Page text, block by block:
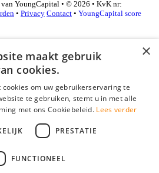
YoungCapital • © 2026 • KvK nr:
• Privacy Contact • YoungCapital score
×
maakt gebruik
cookies.
om uw gebruikerservaring te
te gebruiken, stemt u in met alle
met ons Cookiebeleid. Lees verder
PRESTATIE
FUNCTIONEEL